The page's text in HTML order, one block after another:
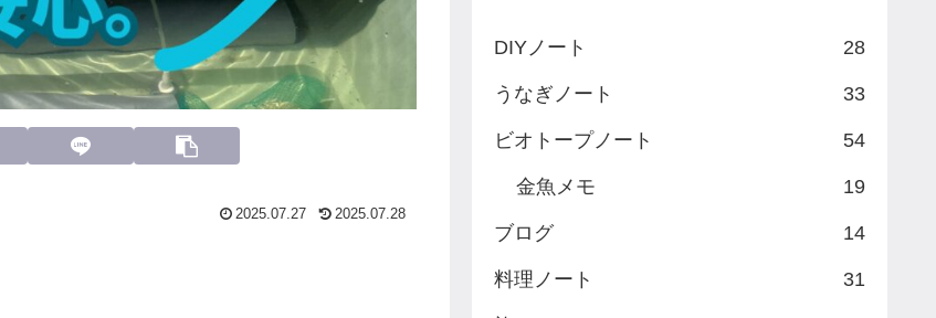
2025.07.27 2025.07.28
DIYノート 28
うなぎノート 33
ビオトープノート 54
金魚メモ 19
ブログ 14
料理ノート 31